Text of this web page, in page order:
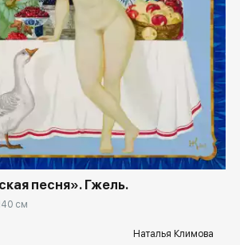
spb.rakovgallery.ru
песня». Гжель.
см
Наталья Климова